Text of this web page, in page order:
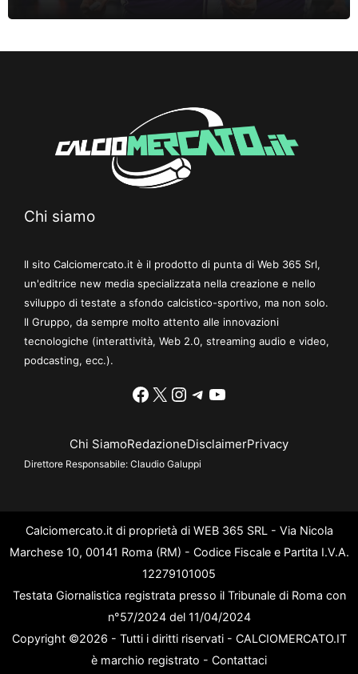
Chi siamo
Il sito Calciomercato.it è il prodotto di punta di Web 365 Srl,
un'editrice new media specializzata nella creazione e nello
sviluppo di testate a sfondo calcistico-sportivo, ma non solo.
Il Gruppo, da sempre molto attento alle innovazioni
tecnologiche (interattività, Web 2.0, streaming audio e video,
podcasting, ecc.).
Facebook
X Instagram
Telegram
YouTube
Chi SiamoRedazioneDisclaimerPrivacy
Direttore Responsabile: Claudio Galuppi
Calciomercato.it di proprietà di WEB 365 SRL - Via Nicola
Marchese 10, 00141 Roma (RM) - Codice Fiscale e Partita I.V.A.
12279101005
Testata Giornalistica registrata presso il Tribunale di Roma con
n°57/2024 del 11/04/2024
Copyright ©2026 - Tutti i diritti riservati - CALCIOMERCATO.IT
è marchio registrato - Contattaci